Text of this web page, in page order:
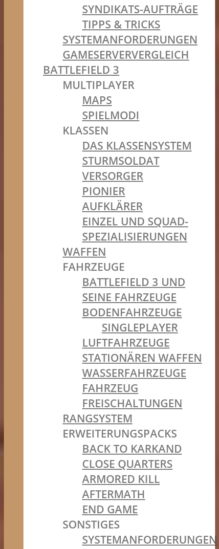
SYNDIKATS-AUFTRÄGE
TIPPS & TRICKS
SYSTEMANFORDERUNGEN
GAMESERVERVERGLEICH
BATTLEFIELD 3
MULTIPLAYER
MAPS
SPIELMODI
KLASSEN
DAS KLASSENSYSTEM
STURMSOLDAT
VERSORGER
PIONIER
AUFKLÄRER
EINZEL UND SQUAD-
SPEZIALISIERUNGEN
WAFFEN
FAHRZEUGE
BATTLEFIELD 3 UND
SEINE FAHRZEUGE
BODENFAHRZEUGE
SINGLEPLAYER
LUFTFAHRZEUGE
STATIONÄREN WAFFEN
WASSERFAHRZEUGE
FAHRZEUG
FREISCHALTUNGEN
RANGSYSTEM
ERWEITERUNGSPACKS
BACK TO KARKAND
CLOSE QUARTERS
ARMORED KILL
AFTERMATH
END GAME
SONSTIGES
SYSTEMANFORDERUNGEN